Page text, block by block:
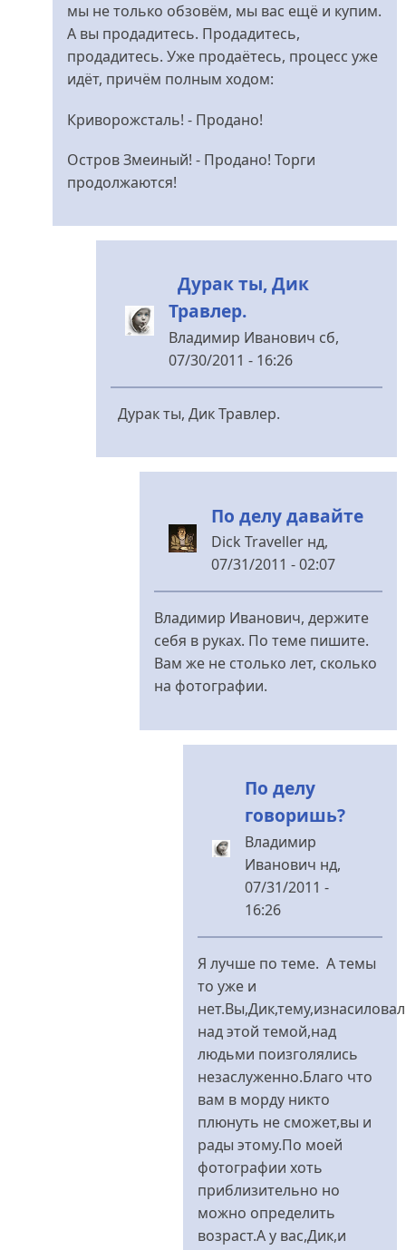
мы не только обзовём, мы вас ещё и купим.
А вы продадитесь. Продадитесь,
продадитесь. Уже продаётесь, процесс уже
идёт, причём полным ходом:
Криворожсталь! - Продано!
Остров Змеиный! - Продано! Торги
продолжаются!
Дурак ты, Дик
Травлер.
Владимир Иванович сб,
07/30/2011 - 16:26
У
відповідь
как
Мая?
Dick
Дурак ты, Дик Травлер.
По делу давайте
Dick Travellerнд,
07/31/2011 - 02:07
У
відповідь
до
Дурак
ты,
Травлер.
Владимир
Иванович
Владимир Иванович, держите
себя в руках. По теме пишите.
Вам же не столько лет, сколько
на фотографии.
По делу
говоришь?
Владимир
Иванович нд,
07/31/2011 -
16:26
У
По
делу
Dick
Traveller
Я лучше по теме. А темы
то уже и
над этой темой,над
людьми поизголялись
незаслуженно.Благо что
вам в морду никто
плюнуть не сможет,вы и
рады этому.По моей
фотографии хоть
приблизительно но
можно определить
возраст.А у вас,Дик,и